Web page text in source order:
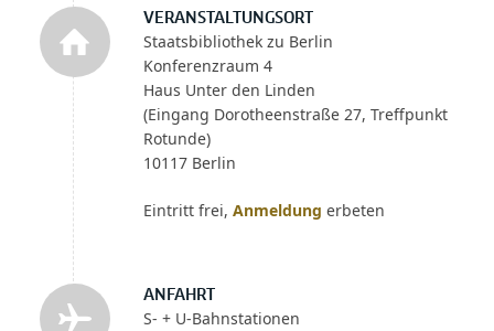
VERANSTALTUNGSORT
Staatsbibliothek zu Berlin
Konferenzraum 4
Haus Unter den Linden
(Eingang Dorotheenstraße 27, Treffpunkt
Rotunde)
10117 Berlin
Eintritt frei, Anmeldung erbeten
ANFAHRT
S- + U-Bahnstationen